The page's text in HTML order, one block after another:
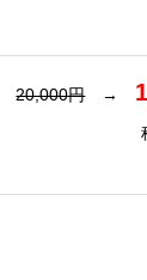
20,000円→